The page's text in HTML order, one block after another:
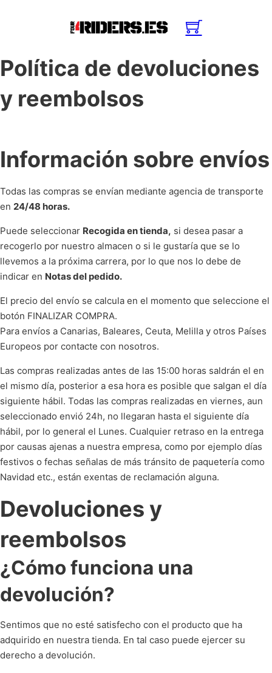
Política de devoluciones
y reembolsos
Información sobre envíos
Todas las compras se envían mediante agencia de transporte
en 24/48 horas.
Puede seleccionar Recogida en tienda, si desea pasar a
recogerlo por nuestro almacen o si le gustaría que se lo
llevemos a la próxima carrera, por lo que nos lo debe de
indicar en Notas del pedido.
El precio del envío se calcula en el momento que seleccione el
botón FINALIZAR COMPRA.
Para envíos a Canarias, Baleares, Ceuta, Melilla y otros Países
Europeos por contacte con nosotros.
Las compras realizadas antes de las 15:00 horas saldrán el en
el mismo día, posterior a esa hora es posible que salgan el día
siguiente hábil. Todas las compras realizadas en viernes, aun
seleccionado envió 24h, no llegaran hasta el siguiente día
hábil, por lo general el Lunes. Cualquier retraso en la entrega
por causas ajenas a nuestra empresa, como por ejemplo días
festivos o fechas señalas de más tránsito de paquetería como
Navidad etc., están exentas de reclamación alguna.
Devoluciones y
reembolsos
¿Cómo funciona una
devolución?
Sentimos que no esté satisfecho con el producto que ha
adquirido en nuestra tienda. En tal caso puede ejercer su
derecho a devolución.